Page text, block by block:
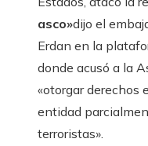
asco»dijo el
Erdan en la
donde acusó a la
«otorgar derechos
entidad
terroristas».